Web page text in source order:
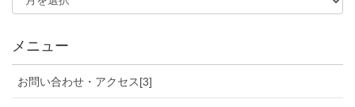
メニュー
お問い合わせ・アクセス[3]